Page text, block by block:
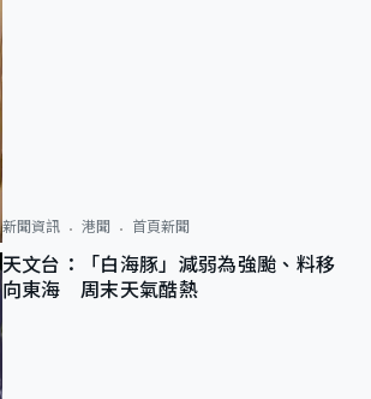
新聞資訊 港聞 首頁新聞
天文台：「白海豚」減弱為強颱、料移
向東海 周末天氣酷熱